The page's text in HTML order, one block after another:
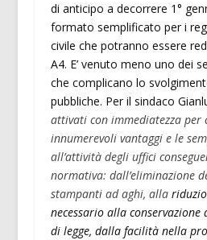
di anticipo a decorrere 1°
formato semplificato per i
civile che potranno essere
A4. E’ venuto meno uno dei
che complicano lo
pubbliche. Per il sindaco
attivati con immediatezza per
innumerevoli vantaggi e le
all’attività degli uffici
normativa: dall’eliminazione
stampanti ad aghi, alla
necessario alla
di legge, dalla facilità nella